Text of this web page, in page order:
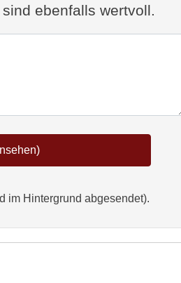
ebenfalls wertvoll.
im Hintergrund abgesendet).